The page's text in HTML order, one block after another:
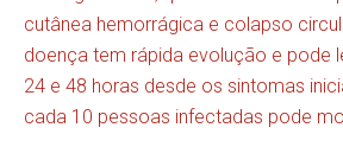
cutânea hemorrágica e colapso
doença tem rápida evolução e pode
24 e 48 horas desde os sintomas
cada 10 pessoas infectadas pode